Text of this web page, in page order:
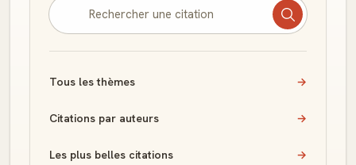
Tous les thèmes →
Citations par auteurs →
Les plus belles citations →